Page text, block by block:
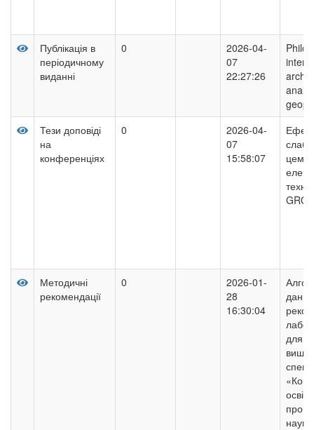
Публікація в
періодичному
виданні
0
2026-04-
07
22:27:26
Тези доповіді
на
конференціях
0
2026-04-
07
15:58:07
Методичні
рекомендації
0
2026-01-
28
16:30:04
для